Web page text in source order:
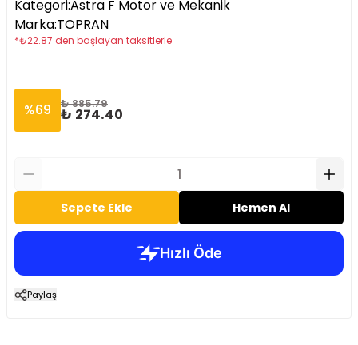
Kategori:Astra F Motor ve Mekanik
Marka:TOPRAN
*₺22.87 den başlayan taksitlerle
%69 ₺ 885.79
₺ 274.40
Sepete Ekle Hemen Al
Paylaş